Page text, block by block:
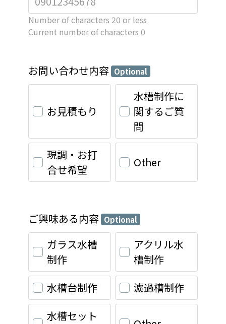
Number of characters 20 or less
Current number of characters 0
お問い合わせ内容 Optional
お見積もり
水槽制作に
関するご質
問
現調・お打
合せ希望
Other
ご興味ある内容 Optional
ガラス水槽
制作
アクリル水
槽制作
水槽台制作
濾過槽制作
水槽セット